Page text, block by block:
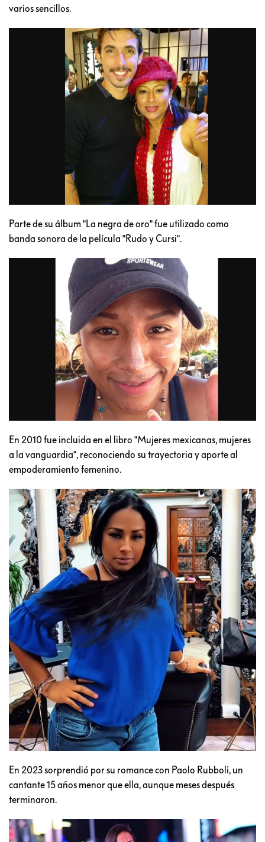
varios sencillos.
Parte de su álbum "La negra de oro" fue utilizado como
banda sonora de la película "Rudo y Cursi".
En 2010 fue incluida en el libro "Mujeres mexicanas, mujeres
a la vanguardia", reconociendo su trayectoria y aporte al
empoderamiento femenino.
En 2023 sorprendió por su romance con Paolo Rubboli, un
cantante 15 años menor que ella, aunque meses después
terminaron.